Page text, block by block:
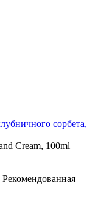
сорбета,
Cream, 100ml
Рекомендованная